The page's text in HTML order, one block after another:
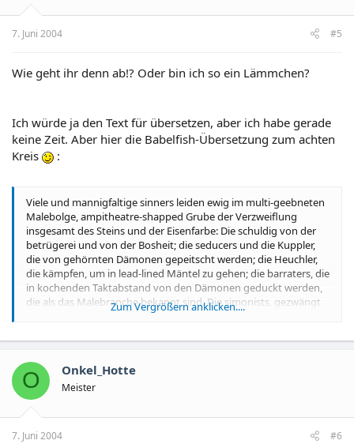
7. Juni 2004 #5
Wie geht ihr denn ab!? Oder bin ich so ein Lämmchen?
Ich würde ja den Text für übersetzen, aber ich habe gerade
keine Zeit. Aber hier die Babelfish-Übersetzung zum achten
Kreis
:
Viele und mannigfaltige sinners leiden ewig im multi-geebneten
Malebolge, ampitheatre-shapped Grube der Verzweiflung
insgesamt des Steins und der Eisenfarbe: Die schuldig von der
betrügerei und von der Bosheit; die seducers und die Kuppler,
die von gehörnten Dämonen gepeitscht werden; die Heuchler,
die kämpfen, um in lead-lined Mäntel zu gehen; die barraters, die
in kochenden Taktabstand von den Dämonen geduckt werden,
die als das Malebranche bekannt sind. Die simonists, gezwängt
in Steinbohrungen und dessen Füße durch Flammen, Stoß und
die Vermögen Erzähler und die panderers sind hier, wie die
Diebe. Etwas wallow in der menschlichen Ausscheidung.
Schlangewrithe und -verpackung um die Männer, manchmal
fixierend in einander. Körper werden auseinandergerissen. Wenn
Sie ankommen, wünschen Sie Ihr setzen überreichen Ihre Ohren
wegen der Wehklagen der sinners hier, die mit Krusten wie Lepra
betrübt werden, und legen Kranken aus den Grund und wütend
Zum Vergrößern anklicken....
O Onkel_Hotte
Meister
7. Juni 2004 #6